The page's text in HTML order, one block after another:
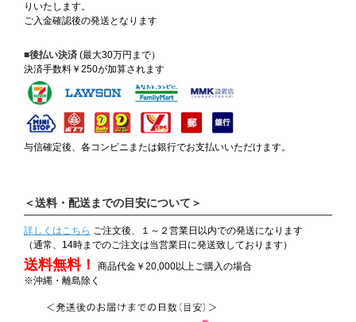
りいたします。
ご入金確認後の発送となります
■後払い決済 (最大30万円まで）
決済手数料￥250が加算されます
与信確定後、各コンビニまたは銀行でお支払いいただけます。
＜送料・配送までの目安について＞
詳しくはこちら ご注文後、１～２営業日以内での発送になります
（通常、14時までのご注文は当営業日に発送致しております）
送料無料！
商品代金￥20,000以上ご購入の場合
※沖縄・離島除く